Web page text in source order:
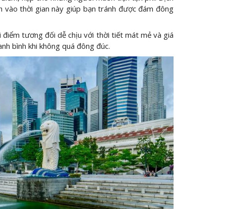
vào thời gian này giúp bạn tránh được đám đông
tương đối dễ chịu với thời tiết mát mẻ và giá
bình khi không quá đông đúc.